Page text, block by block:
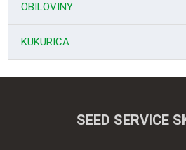
OBILOVINY
KUKURICA
SEED SERVICE